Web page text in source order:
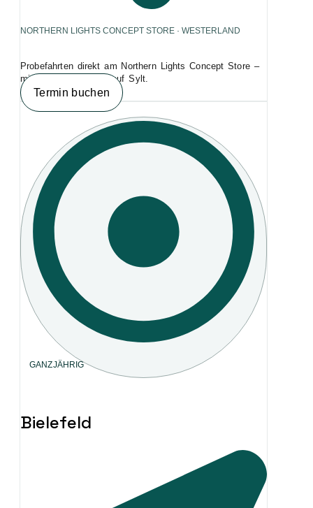
NORTHERN LIGHTS CONCEPT STORE · WESTERLAND
Probefahrten direkt am Northern Lights Concept Store –
mitten in Westerland auf Sylt.
Termin buchen
GANZJÄHRIG
Bielefeld